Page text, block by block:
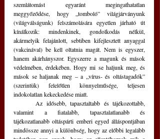
szemlátomást egyaránt megingathatatlan
meggyőződése, hogy „tomboló” világjárványunk
(világválságunk) felszámolására egyetlen járható út
kínálkozik: mindenkinek, gondolkodás nélkül,
akármelyik felajánlott, sebtiben kifejlesztett anyaggal
(vakcinával) be kell oltatnia magát. Nem is egyszer,
hanem akárhányszor. Egyszerre a magunk és mások
védelmében, érdekében. Hogy mi se haljunk meg, és
mások se haljanak meg – a „vírus- és oltástagadók”
(szerintük) felelőtlen könnyelműsége, teljesen
indokolatlan kekeckedése miatt.
	Az idősebb, tapasztaltabb és tájékozottabb,
valamint a fiatalabb, tapasztalatlanabb és
tájékozatlanabb oltáspárti emberi egyed álláspontjában
mindössze annyi a különbség, hogy az előbbi legalább